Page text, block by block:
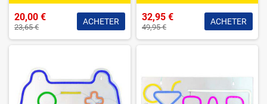
20,00 €
23,65 €
ACHETER 32,95 €
49,95 €
ACHETER